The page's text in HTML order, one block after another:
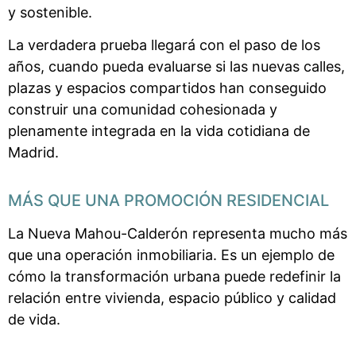
y sostenible.
La verdadera prueba llegará con el paso de los
años, cuando pueda evaluarse si las nuevas calles,
plazas y espacios compartidos han conseguido
construir una comunidad cohesionada y
plenamente integrada en la vida cotidiana de
Madrid.
MÁS QUE UNA PROMOCIÓN RESIDENCIAL
La Nueva Mahou-Calderón representa mucho más
que una operación inmobiliaria. Es un ejemplo de
cómo la transformación urbana puede redefinir la
relación entre vivienda, espacio público y calidad
de vida.